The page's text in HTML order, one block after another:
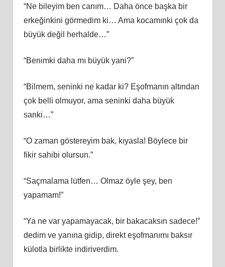
“Ne bileyim ben canım… Daha önce başka bir
erkeğinkini görmedim ki… Ama kocamınki çok da
büyük değil herhalde…”
“Benimki daha mı büyük yani?”
“Bilmem, seninki ne kadar ki? Eşofmanın altından
çok belli olmuyor, ama seninki daha büyük
sanki…”
“O zaman göstereyim bak, kıyasla! Böylece bir
fikir sahibi olursun.”
“Saçmalama lütfen… Olmaz öyle şey, ben
yapamam!”
“Ya ne var yapamayacak, bir bakacaksın sadece!”
dedim ve yanına gidip, direkt eşofmanımı baksır
külotla birlikte indiriverdim.